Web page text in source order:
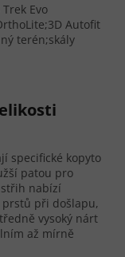
Evo
Autofit
terén;skály
specifické kopyto
patou pro
nabízí
při došlapu,
vysoký nárt
až mírně